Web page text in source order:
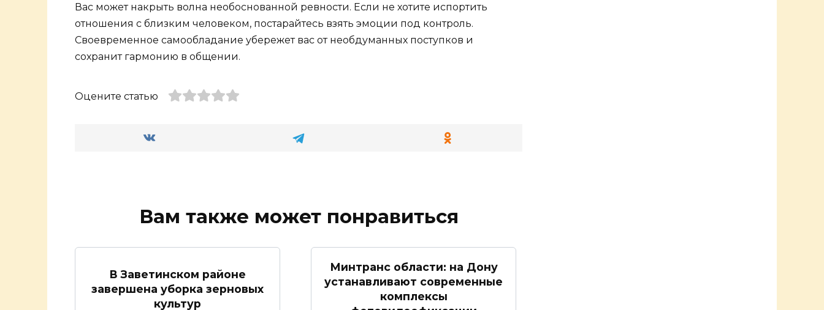
Вас может накрыть волна необоснованной ревности. Если не хотите испортить
отношения с близким человеком, постарайтесь взять эмоции под контроль.
Своевременное самообладание убережет вас от необдуманных поступков и
сохранит гармонию в общении.
Оцените статью
Вам также может понравиться
В Заветинском районе
завершена уборка зерновых
культур
Минтранс области: на Дону
устанавливают современные
комплексы